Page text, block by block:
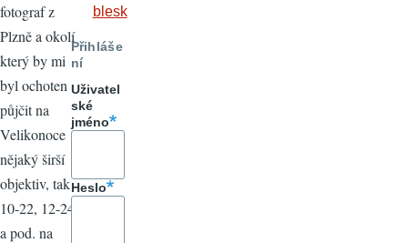
fotograf z
Plzně a okolí
který by mi
byl ochoten
půjčit na
Velikonoce
nějaký širší
objektiv, tak
10-22, 12-24
a pod. na
blesk
Přihláše
ní
Uživatel
ské
jméno
Heslo